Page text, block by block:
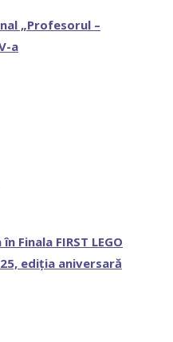
„Profesorul –
a
Finala FIRST LEGO
ediția aniversară